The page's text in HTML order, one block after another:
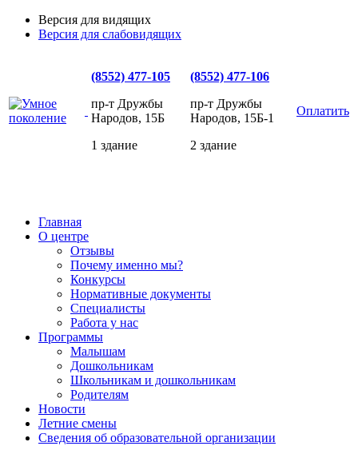
Версия для видящих
Версия для слабовидящих
(8552) 477-105
пр-т Дружбы
Народов, 15Б
1 здание
(8552) 477-106
пр-т Дружбы
Народов, 15Б-1
2 здание
Оплатить
Главная
О центре
Отзывы
Почему именно мы?
Конкурсы
Нормативные документы
Специалисты
Работа у нас
Программы
Малышам
Дошкольникам
Школьникам и дошкольникам
Родителям
Новости
Летние смены
Сведения об образовательной организации